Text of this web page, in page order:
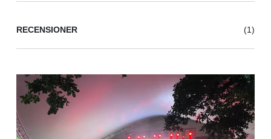
RECENSIONER (1)